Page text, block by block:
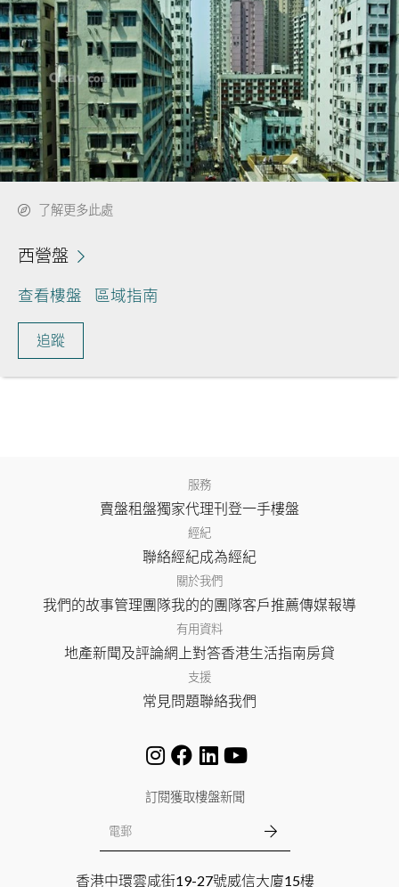
了解更多此處
西營盤
查看樓盤 區域指南
追蹤
服務
賣盤租盤獨家代理刊登一手樓盤
經紀
聯絡經紀成為經紀
關於我們
我們的故事管理團隊我的的團隊客戶推薦傳媒報導
有用資料
地產新聞及評論網上對答香港生活指南房貸
支援
常見問題聯絡我們
訂閱獲取樓盤新聞
香港中環雲咸街19-27號威信大廈15樓